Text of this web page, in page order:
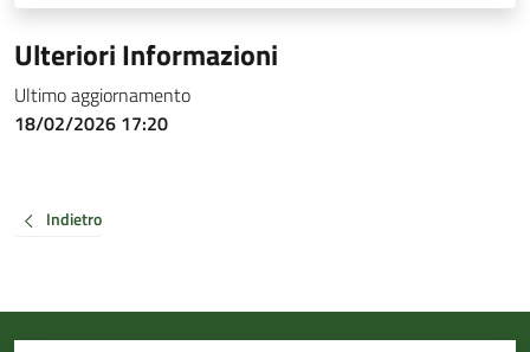
Ulteriori Informazioni
Ultimo aggiornamento
18/02/2026 17:20
Indietro